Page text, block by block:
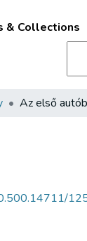
& Collections
Az első